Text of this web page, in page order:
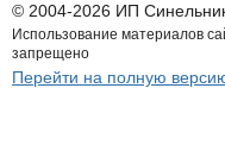
© 2004-2026 ИП
Использование материалов
запрещено
Перейти на полную